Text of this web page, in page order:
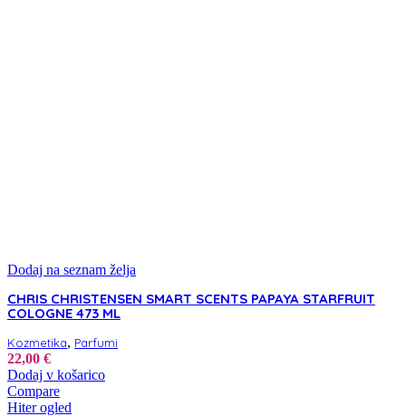
Dodaj na seznam želja
CHRIS CHRISTENSEN SMART SCENTS PAPAYA STARFRUIT
COLOGNE 473 ML
Kozmetika, Parfumi
22,00 €
Dodaj v košarico
Compare
Hiter ogled